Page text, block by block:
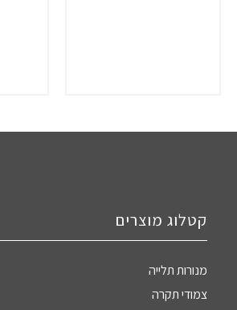
קטלוג מוצרים
מנורות תלייה
צמודי תקרה